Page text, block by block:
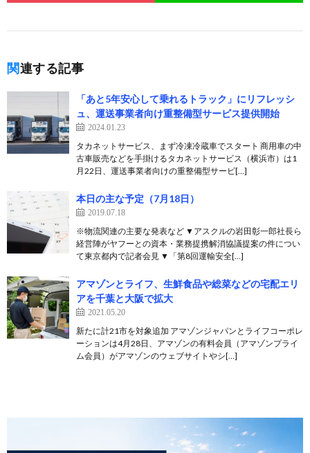
関連する記事
「あと5年安心して乗れるトラック」にリフレッシ
ュ、運送事業者向け重整備型サービス提供開始
2024.01.23
タカネットサービス、まず冷凍冷蔵車でスタート 商用車の中
古車販売などを手掛けるタカネットサービス（横浜市）は1
月22日、運送事業者向けの重整備型サービ[…]
本日の主な予定（7月18日）
2019.07.18
※物流関連の主要な発表など ▼アスクルの岩田彰一郎社長ら
経営陣がヤフーとの資本・業務提携解消協議提案の件につい
て東京都内で記者会見 ▼「第8回運輸安全[…]
アマゾンとライフ、生鮮食品や総菜などの宅配エリ
アを千葉と大阪で拡大
2021.05.20
新たに計21市を対象追加 アマゾンジャパンとライフコーポレ
ーションは4月28日、アマゾンの有料会員（アマゾンプライ
ム会員）がアマゾンのウェブサイトやシ[…]